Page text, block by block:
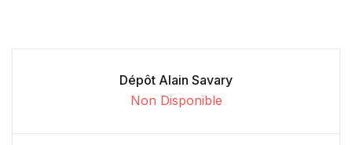
Dépôt Alain Savary
Non Disponible